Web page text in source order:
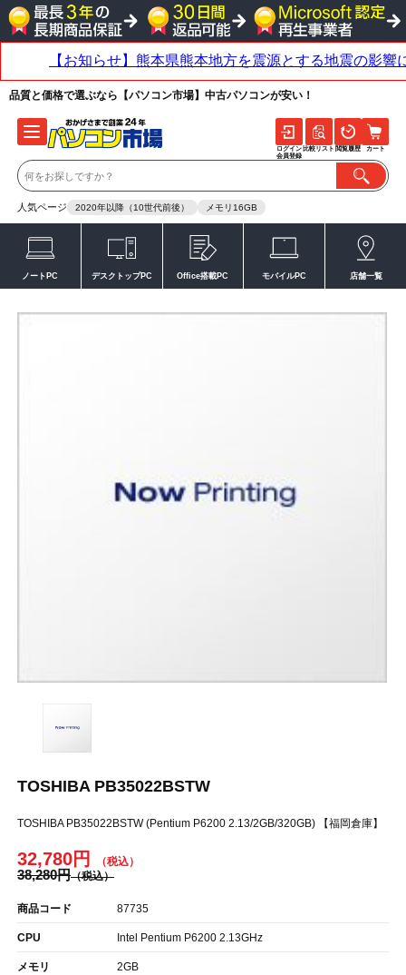
品質と価格で選ぶなら【パソコン市場】中古パソコンが安い！
人気ページ 2020年以降（10世代前後） メモリ16GB
ログイン
会員登録
比較リスト 閲覧履歴 カート
ノートPC デスクトップPC Office搭載PC モバイルPC 店舗一覧
TOSHIBA PB35022BSTW
TOSHIBA PB35022BSTW (Pentium P6200 2.13/2GB/320GB) 【福岡倉庫】
32,780円
38,280円
商品コード 87735
CPU Intel Pentium P6200 2.13GHz
メモリ 2GB